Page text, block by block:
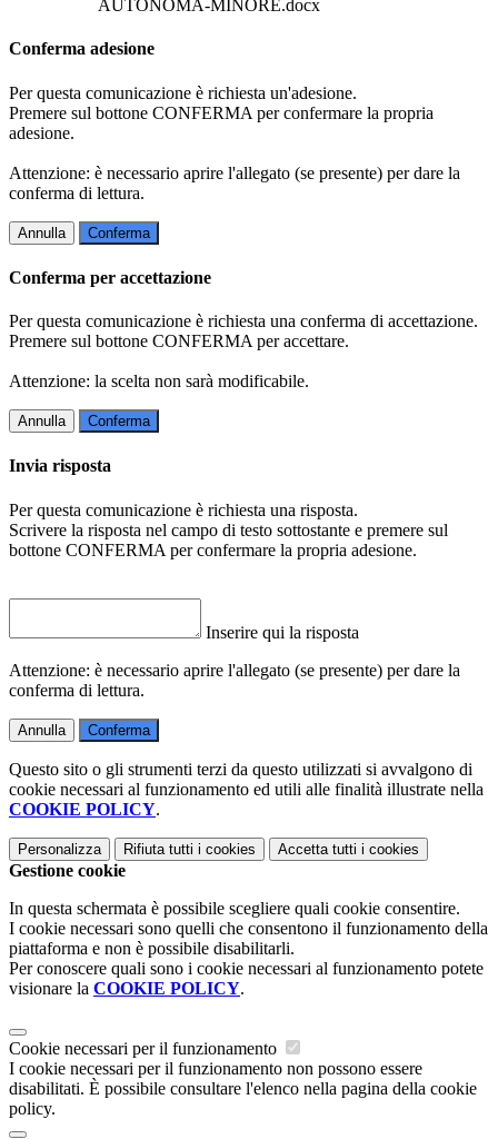
AUTONOMA-MINORE.docx
Conferma adesione
Per questa comunicazione è richiesta un'adesione.
Premere sul bottone CONFERMA per confermare la propria
adesione.
Attenzione: è necessario aprire l'allegato (se presente) per dare la
conferma di lettura.
Annulla Conferma
Conferma per accettazione
Per questa comunicazione è richiesta una conferma di accettazione.
Premere sul bottone CONFERMA per accettare.
Attenzione: la scelta non sarà modificabile.
Annulla Conferma
Invia risposta
Per questa comunicazione è richiesta una risposta.
Scrivere la risposta nel campo di testo sottostante e premere sul
bottone CONFERMA per confermare la propria adesione.
Inserire qui la risposta
Attenzione: è necessario aprire l'allegato (se presente) per dare la
conferma di lettura.
Annulla Conferma
Questo sito o gli strumenti terzi da questo utilizzati si avvalgono di
cookie necessari al funzionamento ed utili alle finalità illustrate nella
COOKIE POLICY.
Personalizza Rifiuta tutti i cookies Accetta tutti i cookies
Gestione cookie
In questa schermata è possibile scegliere quali cookie consentire.
I cookie necessari sono quelli che consentono il funzionamento della
piattaforma e non è possibile disabilitarli.
Per conoscere quali sono i cookie necessari al funzionamento potete
visionare la COOKIE POLICY.
Cookie necessari per il funzionamento
I cookie necessari per il funzionamento non possono essere
disabilitati. È possibile consultare l'elenco nella pagina della cookie
policy.